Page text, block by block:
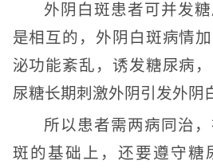
外阴白斑患者可并发
是相互的，外阴白斑病情
泌功能紊乱，诱发糖尿病
尿糖长期刺激外阴引发外阴
所以患者需两病同治
斑的基础上，还要遵守糖